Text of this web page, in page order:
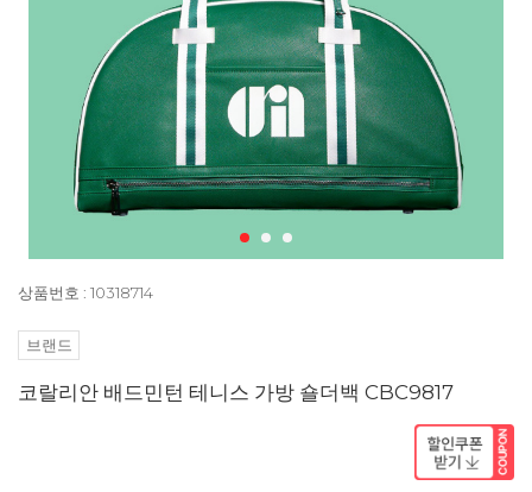
상품번호 : 10318714
브랜드
코랄리안 배드민턴 테니스 가방 숄더백 CBC9817